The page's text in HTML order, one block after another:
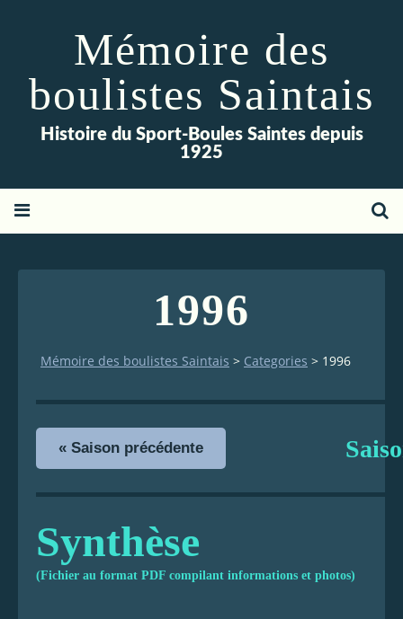
Mémoire des
boulistes Saintais
Histoire du Sport-Boules Saintes depuis
1925
1996
Mémoire des boulistes Saintais > Categories > 1996
« Saison précédente
Synthèse
(Fichier au format PDF compilant informations et photos)